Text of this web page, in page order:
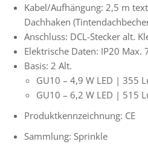
Kabel/Aufhängung: 2,5 m
Dachhaken
Anschluss: DCL-Stecker alt.
Elektrische Daten: IP20 Max.
Basis: 2 Alt.
GU10 – 4,9 W LED | 355
GU10 – 6,2 W LED | 515
Produktkennzeichnung: CE
Sammlung: Sprinkle